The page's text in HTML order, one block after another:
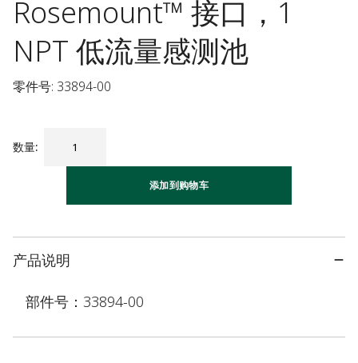
Rosemount™ 接口，1
NPT 低流量感测池
零件号: 33894-00
数量:
添加到购物车
产品说明
部件号：33894-00